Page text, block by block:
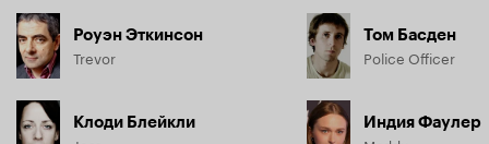
Роуэн Эткинсон
Trevor
Клоди Блейкли
Том Басден
Police Officer
Индия Фаулер